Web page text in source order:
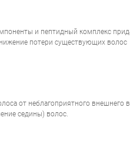
МЛ
и пептидный комплекс
потери существующих волос
от неблагоприятного внешнего
седины) волос.